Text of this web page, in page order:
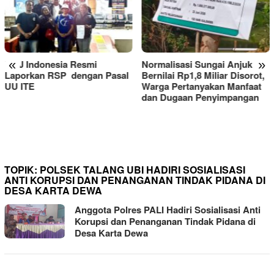
« »
Normalisasi Sungai Anjuk
Bernilai Rp1,8 Miliar Disorot,
Warga Pertanyakan Manfaat
RSUD Tarutung Evaluasi
TOPIK: POLSEK TALANG UBI HADIRI SOSIALISASI
ANTI KORUPSI DAN PENANGANAN TINDAK PIDANA DI
DESA KARTA DEWA
Anggota Polres PALI Hadiri Sosialisasi Anti
Korupsi dan Penanganan Tindak Pidana di
Desa Karta Dewa